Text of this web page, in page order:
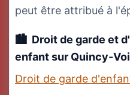
peut être attribué à
Droit de garde et
enfantsur Quincy-
Droit de garde